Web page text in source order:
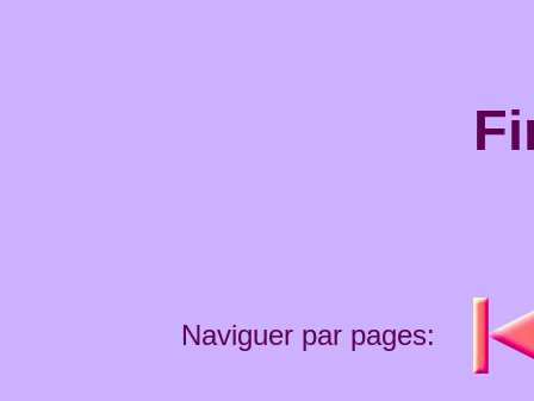
Naviguer par pages: